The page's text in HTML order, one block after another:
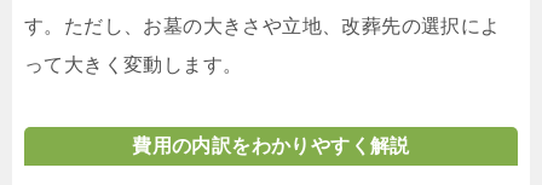
す。ただし、お墓の大きさや立地、改葬先の選択によ
って大きく変動します。
費用の内訳をわかりやすく解説